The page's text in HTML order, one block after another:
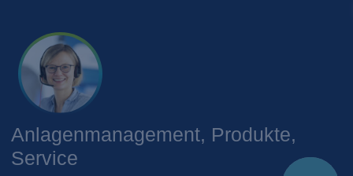
Anlagenmanagement, Produkte,
Service